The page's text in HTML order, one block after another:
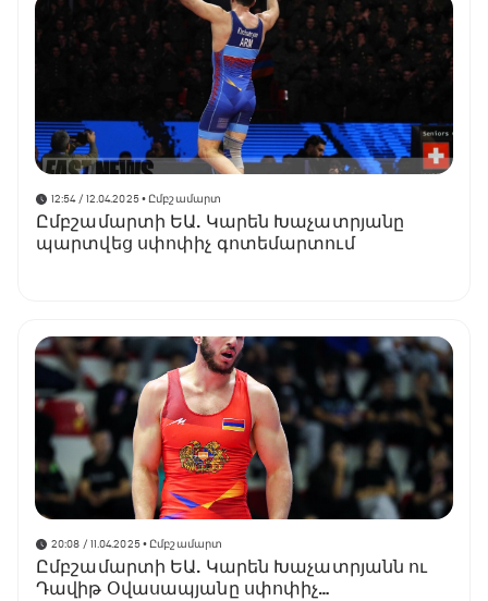
12:54 / 12.04.2025• Ըմբշամարտ
Ըմբշամարտի ԵԱ. Կարեն Խաչատրյանը
պարտվեց սփոփիչ գոտեմարտում
20:08 / 11.04.2025• Ըմբշամարտ
Ըմբշամարտի ԵԱ. Կարեն Խաչատրյանն ու
Դավիթ Օվասապյանը սփոփիչ